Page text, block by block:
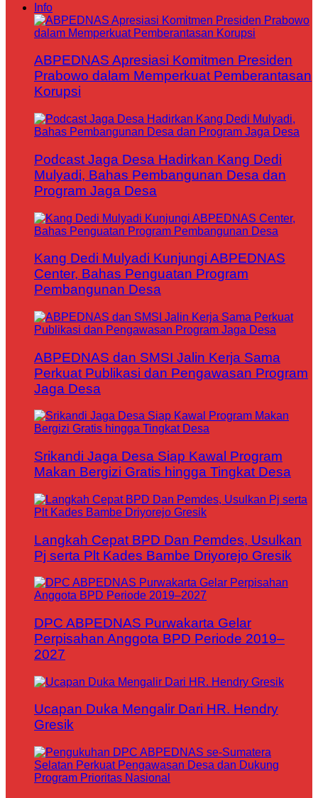
Info
ABPEDNAS Apresiasi Komitmen Presiden
Prabowo dalam Memperkuat Pemberantasan
Korupsi
Podcast Jaga Desa Hadirkan Kang Dedi
Mulyadi, Bahas Pembangunan Desa dan
Program Jaga Desa
Kang Dedi Mulyadi Kunjungi ABPEDNAS
Center, Bahas Penguatan Program
Pembangunan Desa
ABPEDNAS dan SMSI Jalin Kerja Sama
Perkuat Publikasi dan Pengawasan Program
Jaga Desa
Srikandi Jaga Desa Siap Kawal Program
Makan Bergizi Gratis hingga Tingkat Desa
Langkah Cepat BPD Dan Pemdes, Usulkan
Pj serta Plt Kades Bambe Driyorejo Gresik
DPC ABPEDNAS Purwakarta Gelar
Perpisahan Anggota BPD Periode 2019–
2027
Ucapan Duka Mengalir Dari HR. Hendry
Gresik